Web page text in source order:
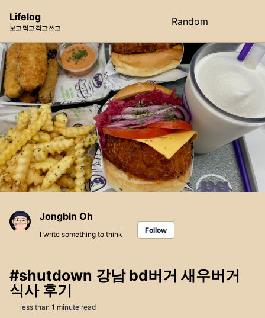
navigation
Lifelog
보고 먹고 겪고 쓰고
Random
Jongbin Oh
I write something to think Follow
#shutdown 강남 bd버거 새우버거
식사 후기
less than 1 minute read